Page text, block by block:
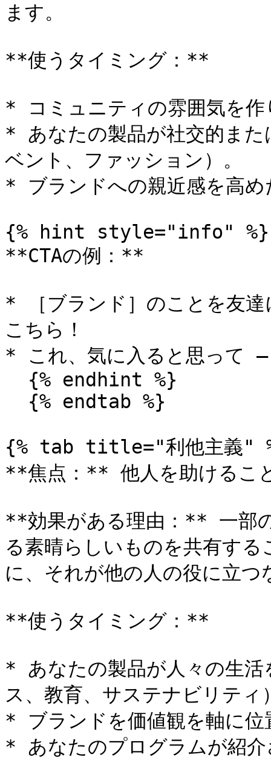
ます。
**使うタイミング：**
* コミュニティの雰囲気を作
* あなたの製品が社交的また
ベント、ファッション）。
* ブランドへの親近感を高め
{% hint style="info" %}
**CTAの例：**
* ［ブランド］のことを友
こちら！
* これ、気に入ると思って
{% tab title="利他主義"
**焦点：** 他人を助けるこ
**効果がある理由：** 一部
る素晴らしいものを共有す
に、それが他の人の役に立
**使うタイミング：**
* あなたの製品が人々の生活
ス、教育、サステナビリティ
* ブランドを価値観を軸に位
* あなたのプログラムが紹介